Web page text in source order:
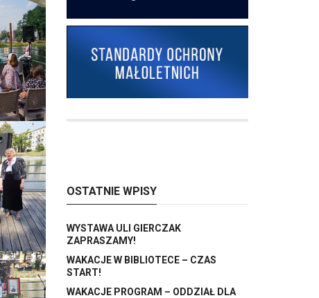
OSTATNIE WPISY
WYSTAWA ULI GIERCZAK
ZAPRASZAMY!
WAKACJE W BIBLIOTECE – CZAS
START!
WAKACJE PROGRAM – ODDZIAŁ DLA